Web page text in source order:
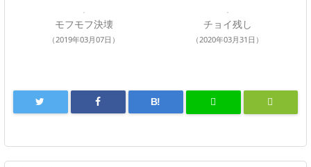
モフモフ決壊
（2019年03月07日）
チョイ残し
（2020年03月31日）
B!